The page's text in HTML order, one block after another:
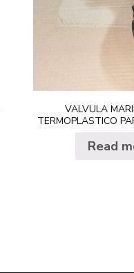
VALVULA
TERMOPLASTICO
Read